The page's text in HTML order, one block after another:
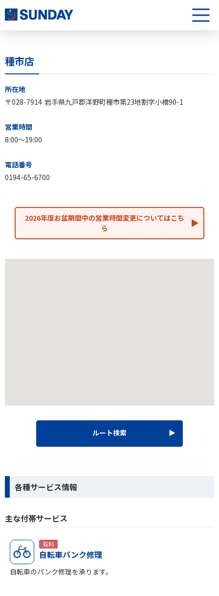
株式会社サンデー
メニュ
種市店
種市店について
所在地
〒028-7914 岩手県九戸郡洋野町種市第23地割字小橋90-1
営業時間
8:00〜19:00
電話番号
0194-65-6700
2026年度お盆期間中の営業時間変更についてはこち
ら
ルート検索
各種サービス情報
主な付帯サービス
有料
自転車パンク修理
自転車のパンク修理を承ります。